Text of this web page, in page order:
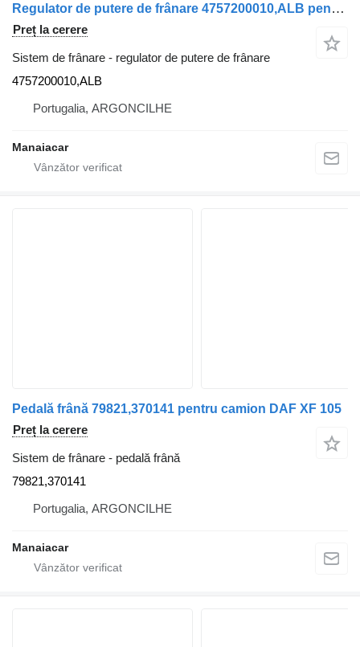
Regulator de putere de frânare 4757200010,ALB pentru camion DAF XF 105 | 05
Preț la cerere
Sistem de frânare - regulator de putere de frânare
4757200010,ALB
Portugalia, ARGONCILHE
Manaiacar
Pedală frână 79821,370141 pentru camion DAF XF 105
Preț la cerere
Sistem de frânare - pedală frână
79821,370141
Portugalia, ARGONCILHE
Manaiacar